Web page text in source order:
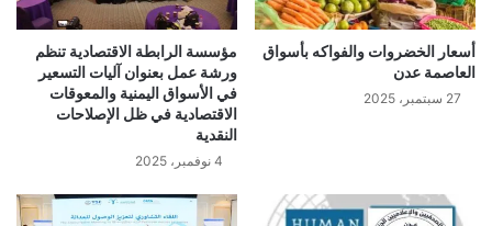
أسعار الخضروات والفواكه بأسواق
العاصمة عدن
27 سبتمبر، 2025
مؤسسة الرابطة الاقتصادية تنظم
ورشة عمل بعنوان آليات التسعير
في الأسواق اليمنية والمعوقات
الاقتصادية في ظل الإصلاحات
النقدية
4 نوفمبر، 2025